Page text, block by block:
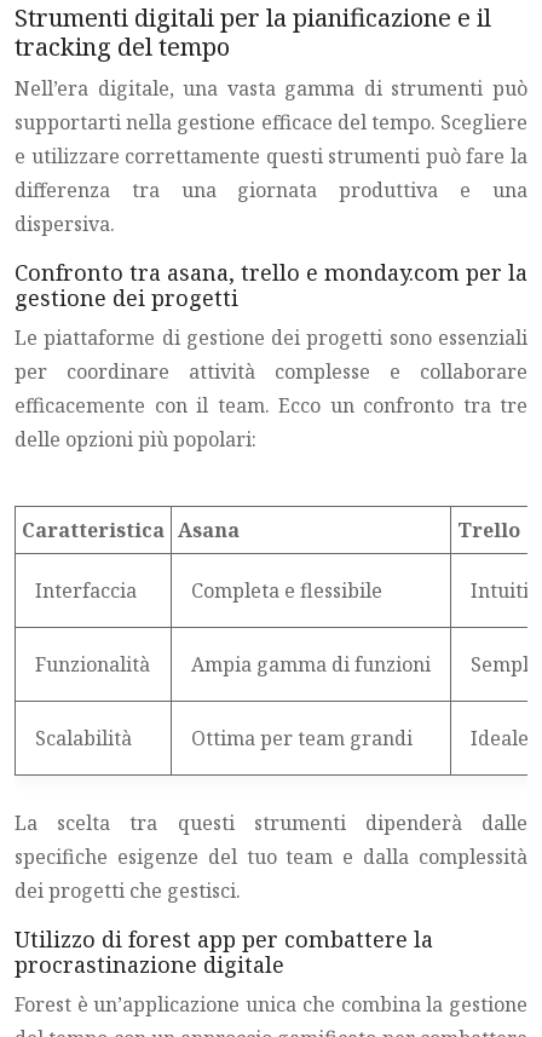
Strumenti digitali per la pianificazione e il
tracking del tempo
Nell’era digitale, una vasta gamma di strumenti può
supportarti nella gestione efficace del tempo. Scegliere
e utilizzare correttamente questi strumenti può fare la
differenza tra una giornata produttiva e una
dispersiva.
Confronto tra asana, trello e monday.com per la
gestione dei progetti
Le piattaforme di gestione dei progetti sono essenziali
per coordinare attività complesse e collaborare
efficacemente con il team. Ecco un confronto tra tre
delle opzioni più popolari:
Caratteristica Asana Trello
Interfaccia Completa e flessibile
Funzionalità Ampia gamma di funzioni
Scalabilità Ottima per team grandi Ideale
La scelta tra questi strumenti dipenderà dalle
specifiche esigenze del tuo team e dalla complessità
dei progetti che gestisci.
Utilizzo di forest app per combattere la
procrastinazione digitale
Forest è un’applicazione unica che combina la gestione